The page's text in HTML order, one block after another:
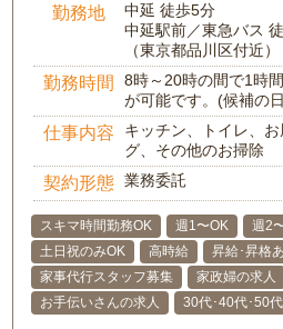
勤務地
中延 徒歩5分
中延駅前／東急バス
（東京都品川区付近）
勤務時間
8時～20時の間で1時
が可能です。(候補の
仕事内容
キッチン、トイレ、
グ、その他のお掃除
契約形態 業務委託
スキマ時間勤務OK 週1〜OK
週2
土日祝のみOK
高時給 昇給･昇格
家事代行スタッフ募集
家政婦の求人
お手伝いさんの求人
30代･40代･50